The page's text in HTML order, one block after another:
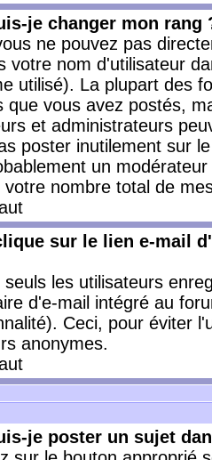
je changer mon rang
ne pouvez pas
votre nom d'utilisateur
utilisé). La plupart des
que vous avez postés,
et administrateurs
poster inutilement sur
un
votre nombre total de
sur le lien e-mail
seuls les utilisateurs
d'e-mail intégré au
Ceci, pour éviter
anonymes.
je poster un sujet